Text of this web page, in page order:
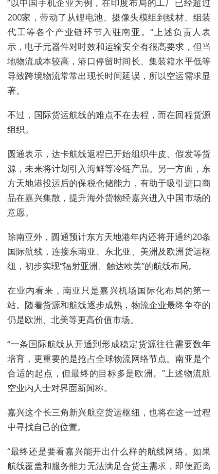
“以中国手机企业为例，在印度布局的工厂已经超过
200家，带动了从锂电池、摄像头模组到线材、组装
代工等各个产业链环节入驻南亚。”上述负责人表
示，电子元器件对时效和运输安全有很高要求，但当
地物流成本较高，港口停留时间长、集装箱水平低等
导致跨境物流常常出现长时间延误，所以空运需求显
著。
不过，国际货运航线的难点不在去程，而在回程货源
组织。
圆通表示，达卡航线返程已开始组织牛皮、假发等货
源，未来将计划引入海鲜等冷链产品。另一方面，东
方天地港投运后的保税仓储能力，有助于吸引进口商
品在嘉兴集散，提升海外货物经嘉兴进入中国市场的
意愿。
除南亚外，圆通预计东方天地港年内还将开通约20条
国际航线，连接东南亚、东北亚、美洲及欧洲货运枢
纽，初步实现“辐射亚洲、触达欧美”的航线布局。
在业内看来，南亚只是嘉兴机场国际化布局的第一
站。随着货源和航线逐步成熟，物流企业最终争夺的
仍是欧洲、北美等更高价值市场。
“一条国际航线从开通到形成稳定货源往往需要数年
培育，更重要的是抢占全球物流网络节点。南亚是个
合适的起点，但最终的目标多是欧洲。”上述物流航
空业内人士对界面新闻称。
嘉兴这个长三角新兴航空货运枢纽，也将在这一过程
中寻找自己的位置。
“最终还是要看嘉兴能开出什么样的航线网络。如果
航线覆盖和服务能力无法满足合货主需求，即便距离